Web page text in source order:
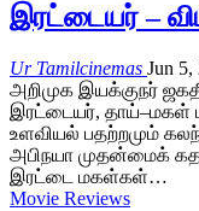
இரட்டையர் –
Ur Tamilcinemas Jun 5,
அறிமுக இயக்குநர்
இரட்டையர்,
உளவியல் பதற்றமும்
அபிநயா முதன்மைக்
இரட்டை மகள்கள்…
Movie Reviews